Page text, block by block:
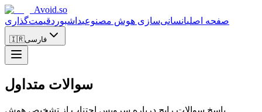
Avoid.so
صفحه اصلیانسانی‌سازی هوش مصنوعیداشبوردقیمت‌گذاری
🇮🇷فارسی
سوالات متداول
پاسخ سوالات رایج درباره سرویس اجتناب از تشخیص هوش